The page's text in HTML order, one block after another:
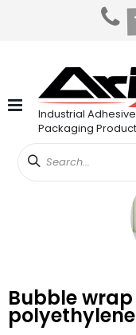
Content
Industrial
Packaging
Bubble
polyethylene